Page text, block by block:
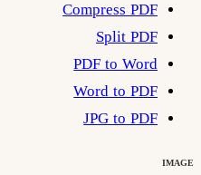
Compress PDF
Split PDF
PDF to Word
Word to PDF
JPG to PDF
IMAGE